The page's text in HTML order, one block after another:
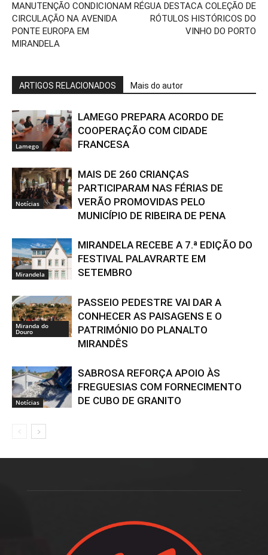
MANUTENÇÃO CONDICIONAM
CIRCULAÇÃO NA AVENIDA
PONTE EUROPA EM
MIRANDELA
RÉGUA DESTACA COLEÇÃO DE
RÓTULOS HISTÓRICOS DO
VINHO DO PORTO
ARTIGOS RELACIONADOS Mais do autor
Lamego
LAMEGO PREPARA ACORDO DE
COOPERAÇÃO COM CIDADE
FRANCESA
Notícias
MAIS DE 260 CRIANÇAS
PARTICIPARAM NAS FÉRIAS DE
VERÃO PROMOVIDAS PELO
MUNICÍPIO DE RIBEIRA DE PENA
Mirandela
MIRANDELA RECEBE A 7.ª EDIÇÃO DO
FESTIVAL PALAVRARTE EM
SETEMBRO
Miranda do
Douro
PASSEIO PEDESTRE VAI DAR A
CONHECER AS PAISAGENS E O
PATRIMÓNIO DO PLANALTO
MIRANDÊS
Notícias
SABROSA REFORÇA APOIO ÀS
FREGUESIAS COM FORNECIMENTO
DE CUBO DE GRANITO